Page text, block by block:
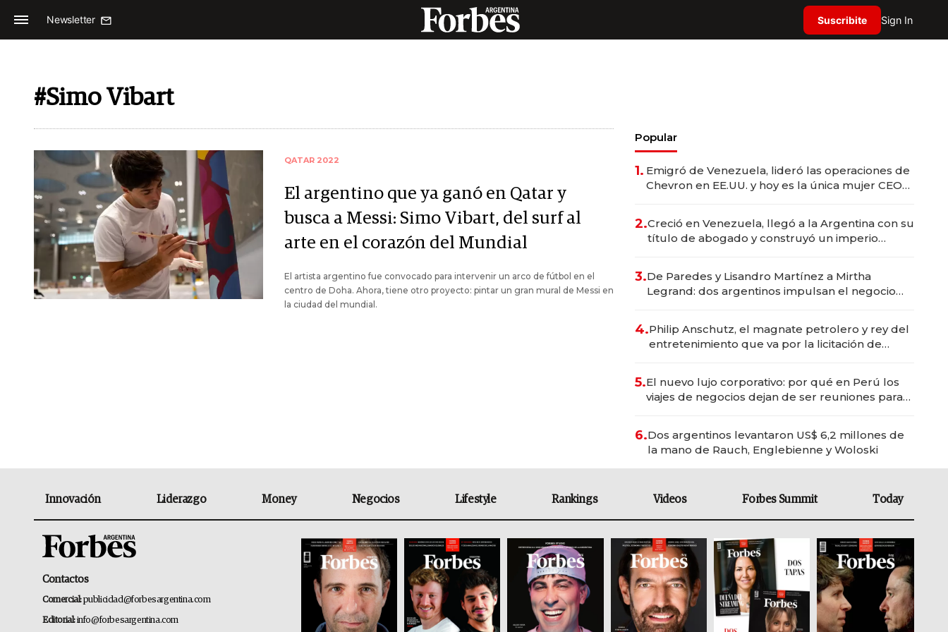
Newsletter Suscribite Sign In
#Simo Vibart
QATAR 2022
El argentino que ya ganó en Qatar y
busca a Messi: Simo Vibart, del surf al
arte en el corazón del Mundial
El artista argentino fue convocado para intervenir un arco de fútbol en el
centro de Doha. Ahora, tiene otro proyecto: pintar un gran mural de Messi en
la ciudad del mundial.
Popular
1. Emigró de Venezuela, lideró las operaciones de
Chevron en EE.UU. y hoy es la única mujer CEO
2.Creció en Venezuela, llegó a la Argentina con su
título de abogado y construyó un imperio
3.De Paredes y Lisandro Martínez a Mirtha
Legrand: dos argentinos impulsan el negocio
4.Philip Anschutz, el magnate petrolero y rey del
entretenimiento que va por la licitación de
5.El nuevo lujo corporativo: por qué en Perú los
viajes de negocios dejan de ser reuniones para
6.Dos argentinos levantaron US$ 6,2 millones de
la mano de Rauch, Englebienne y Woloski
Innovación Liderazgo Money Negocios Lifestyle Rankings Videos Forbes Summit Today
Contactos
Comercial:publicidad@forbesargentina.com
Editorial:info@forbesargentina.com